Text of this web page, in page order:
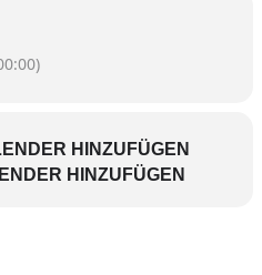
eine nichtöffentliche
HINZUFÜGEN
HINZUFÜGEN